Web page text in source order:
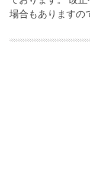
場合もありますの